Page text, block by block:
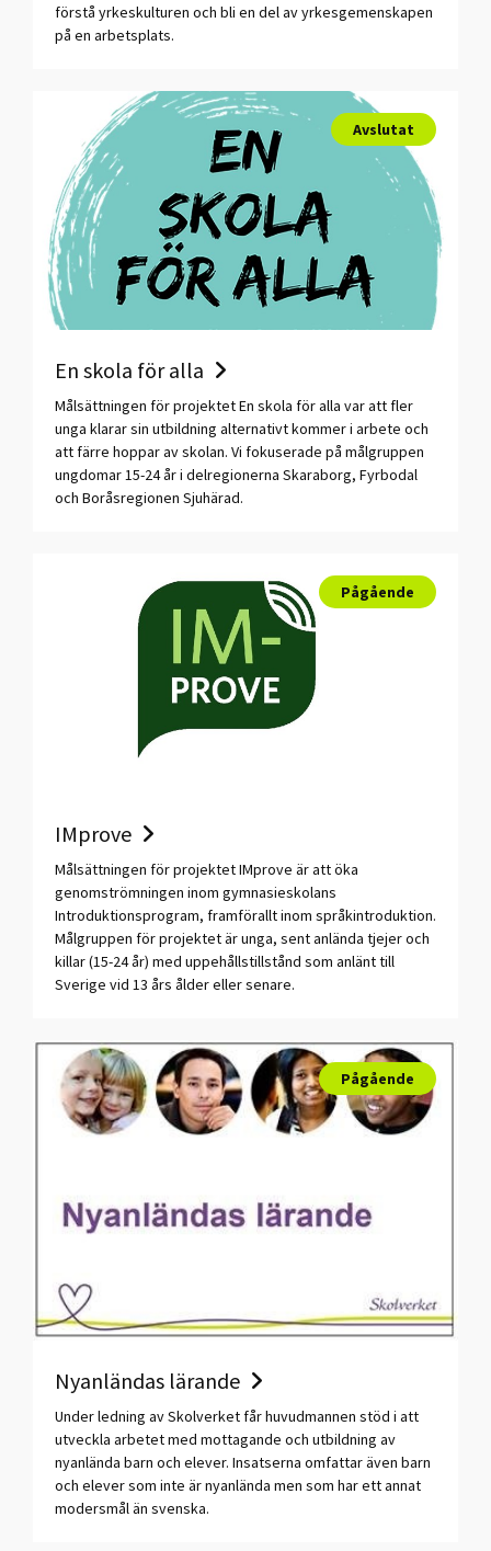
förstå yrkeskulturen och bli en del av yrkesgemenskapen
på en arbetsplats.
Avslutat
En skola för alla
Målsättningen för projektet En skola för alla var att fler
unga klarar sin utbildning alternativt kommer i arbete och
att färre hoppar av skolan. Vi fokuserade på målgruppen
ungdomar 15-24 år i delregionerna Skaraborg, Fyrbodal
och Boråsregionen Sjuhärad.
Pågående
IMprove
Målsättningen för projektet IMprove är att öka
genomströmningen inom gymnasieskolans
Introduktionsprogram, framförallt inom språkintroduktion.
Målgruppen för projektet är unga, sent anlända tjejer och
killar (15-24 år) med uppehållstillstånd som anlänt till
Sverige vid 13 års ålder eller senare.
Pågående
Nyanländas lärande
Under ledning av Skolverket får huvudmannen stöd i att
utveckla arbetet med mottagande och utbildning av
nyanlända barn och elever. Insatserna omfattar även barn
och elever som inte är nyanlända men som har ett annat
modersmål än svenska.